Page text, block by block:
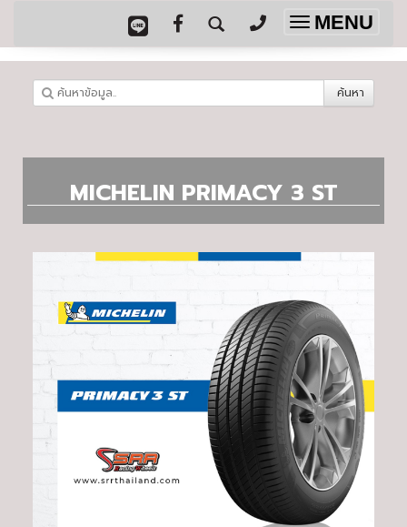
Toggle
navigation
MENU
ค้นหา
MICHELIN PRIMACY 3 ST